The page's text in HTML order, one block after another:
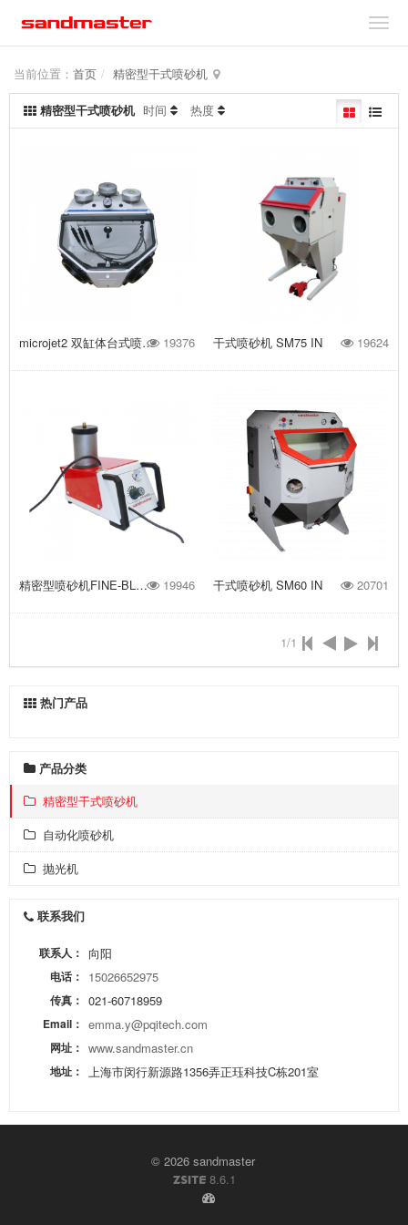
当前位置： 首页 精密型干式喷砂机
精密型干式喷砂机 时间 热度
microjet2 双缸体台式喷砂机 19376 干式喷砂机 SM75 IN 19624
精密型喷砂机FINE-BLASTER FB 1 19946 干式喷砂机 SM60 IN 20701
1/1
热门产品
产品分类
精密型干式喷砂机
自动化喷砂机
抛光机
联系我们
联系人： 向阳
电话： 15026652975
传真： 021-60718959
Email： emma.y@pqitech.com
网址： www.sandmaster.cn
地址： 上海市闵行新源路1356弄正珏科技C栋201室
© 2026 sandmaster
ZSITE
8.6.1